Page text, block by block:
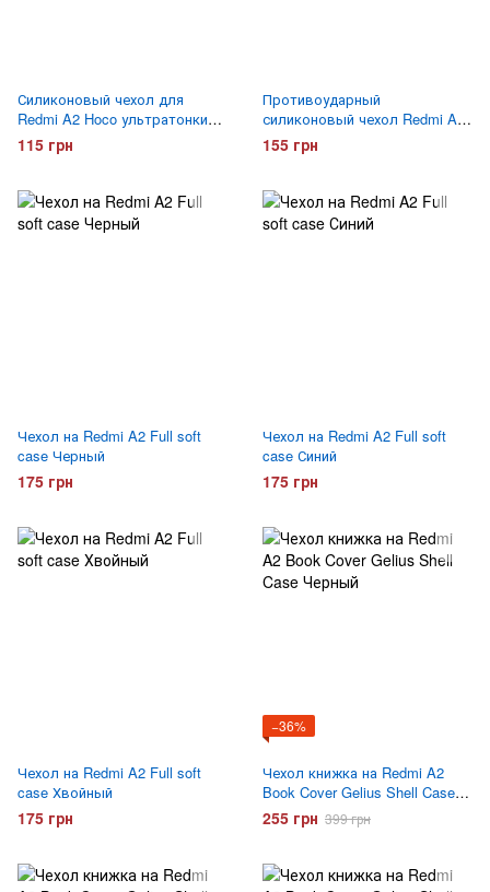
Силиконовый чехол для
Redmi A2 Hoco ультратонкий
Прозрачный
115 грн
Противоударный
силиконовый чехол Redmi A2
Gelius Proof Прозрачный
155 грн
Чехол на Redmi A2 Full soft
case Черный
175 грн
Чехол на Redmi A2 Full soft
case Синий
175 грн
Чехол на Redmi A2 Full soft
case Хвойный
175 грн
−36%
Чехол книжка на Redmi A2
Book Cover Gelius Shell Case
Черный
255 грн 399 грн